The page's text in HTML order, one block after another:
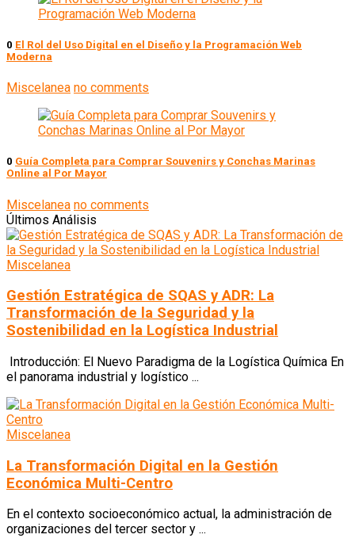
0 El Rol del Uso Digital en el Diseño y la Programación Web
Moderna
Miscelanea no comments
0 Guía Completa para Comprar Souvenirs y Conchas Marinas
Online al Por Mayor
Miscelanea no comments
Últimos Análisis
Miscelanea
Gestión Estratégica de SQAS y ADR: La
Transformación de la Seguridad y la
Sostenibilidad en la Logística Industrial
Introducción: El Nuevo Paradigma de la Logística Química En
el panorama industrial y logístico ...
Miscelanea
La Transformación Digital en la Gestión
Económica Multi-Centro
En el contexto socioeconómico actual, la administración de
organizaciones del tercer sector y ...